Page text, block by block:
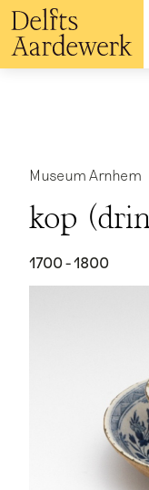
Skip
to
main
content
Explore
Learn
Museum Arnhem
kop
1700 - 1800